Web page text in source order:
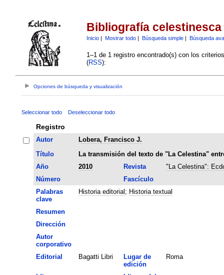
Bibliografía celestinesca
Inicio| Mostrar todo| Búsqueda simple| Búsqueda
1–1 de 1 registro encontrado(s) con los
(RSS):
Opciones de búsqueda y visualización
Seleccionar todo Deseleccionar todo
Registro
Autor
Lobera, Francisco J.
Título
La transmisión del texto de "La Celestina"
Año
2010 Revista
"La Celestina":
Número
Fascículo
Palabras
clave
Historia editorial ; Historia textual
Resumen
Dirección
Autor
corporativo
Editorial
Bagatti Libri
Lugar de
edición
Roma